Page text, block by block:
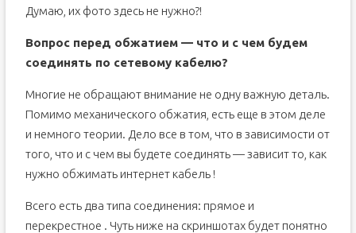
Думаю, их фото здесь не нужно?!
Вопрос перед обжатием — что и с чем будем
соединять по сетевому кабелю?
Многие не обращают внимание не одну важную деталь.
Помимо механического обжатия, есть еще в этом деле
и немного теории. Дело все в том, что в зависимости от
того, что и с чем вы будете соединять — зависит то, как
нужно обжимать интернет кабель !
Всего есть два типа соединения: прямое и
перекрестное . Чуть ниже на скриншотах будет понятно